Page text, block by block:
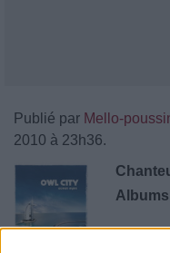
Publié par Mello-
2010 à 23h36.